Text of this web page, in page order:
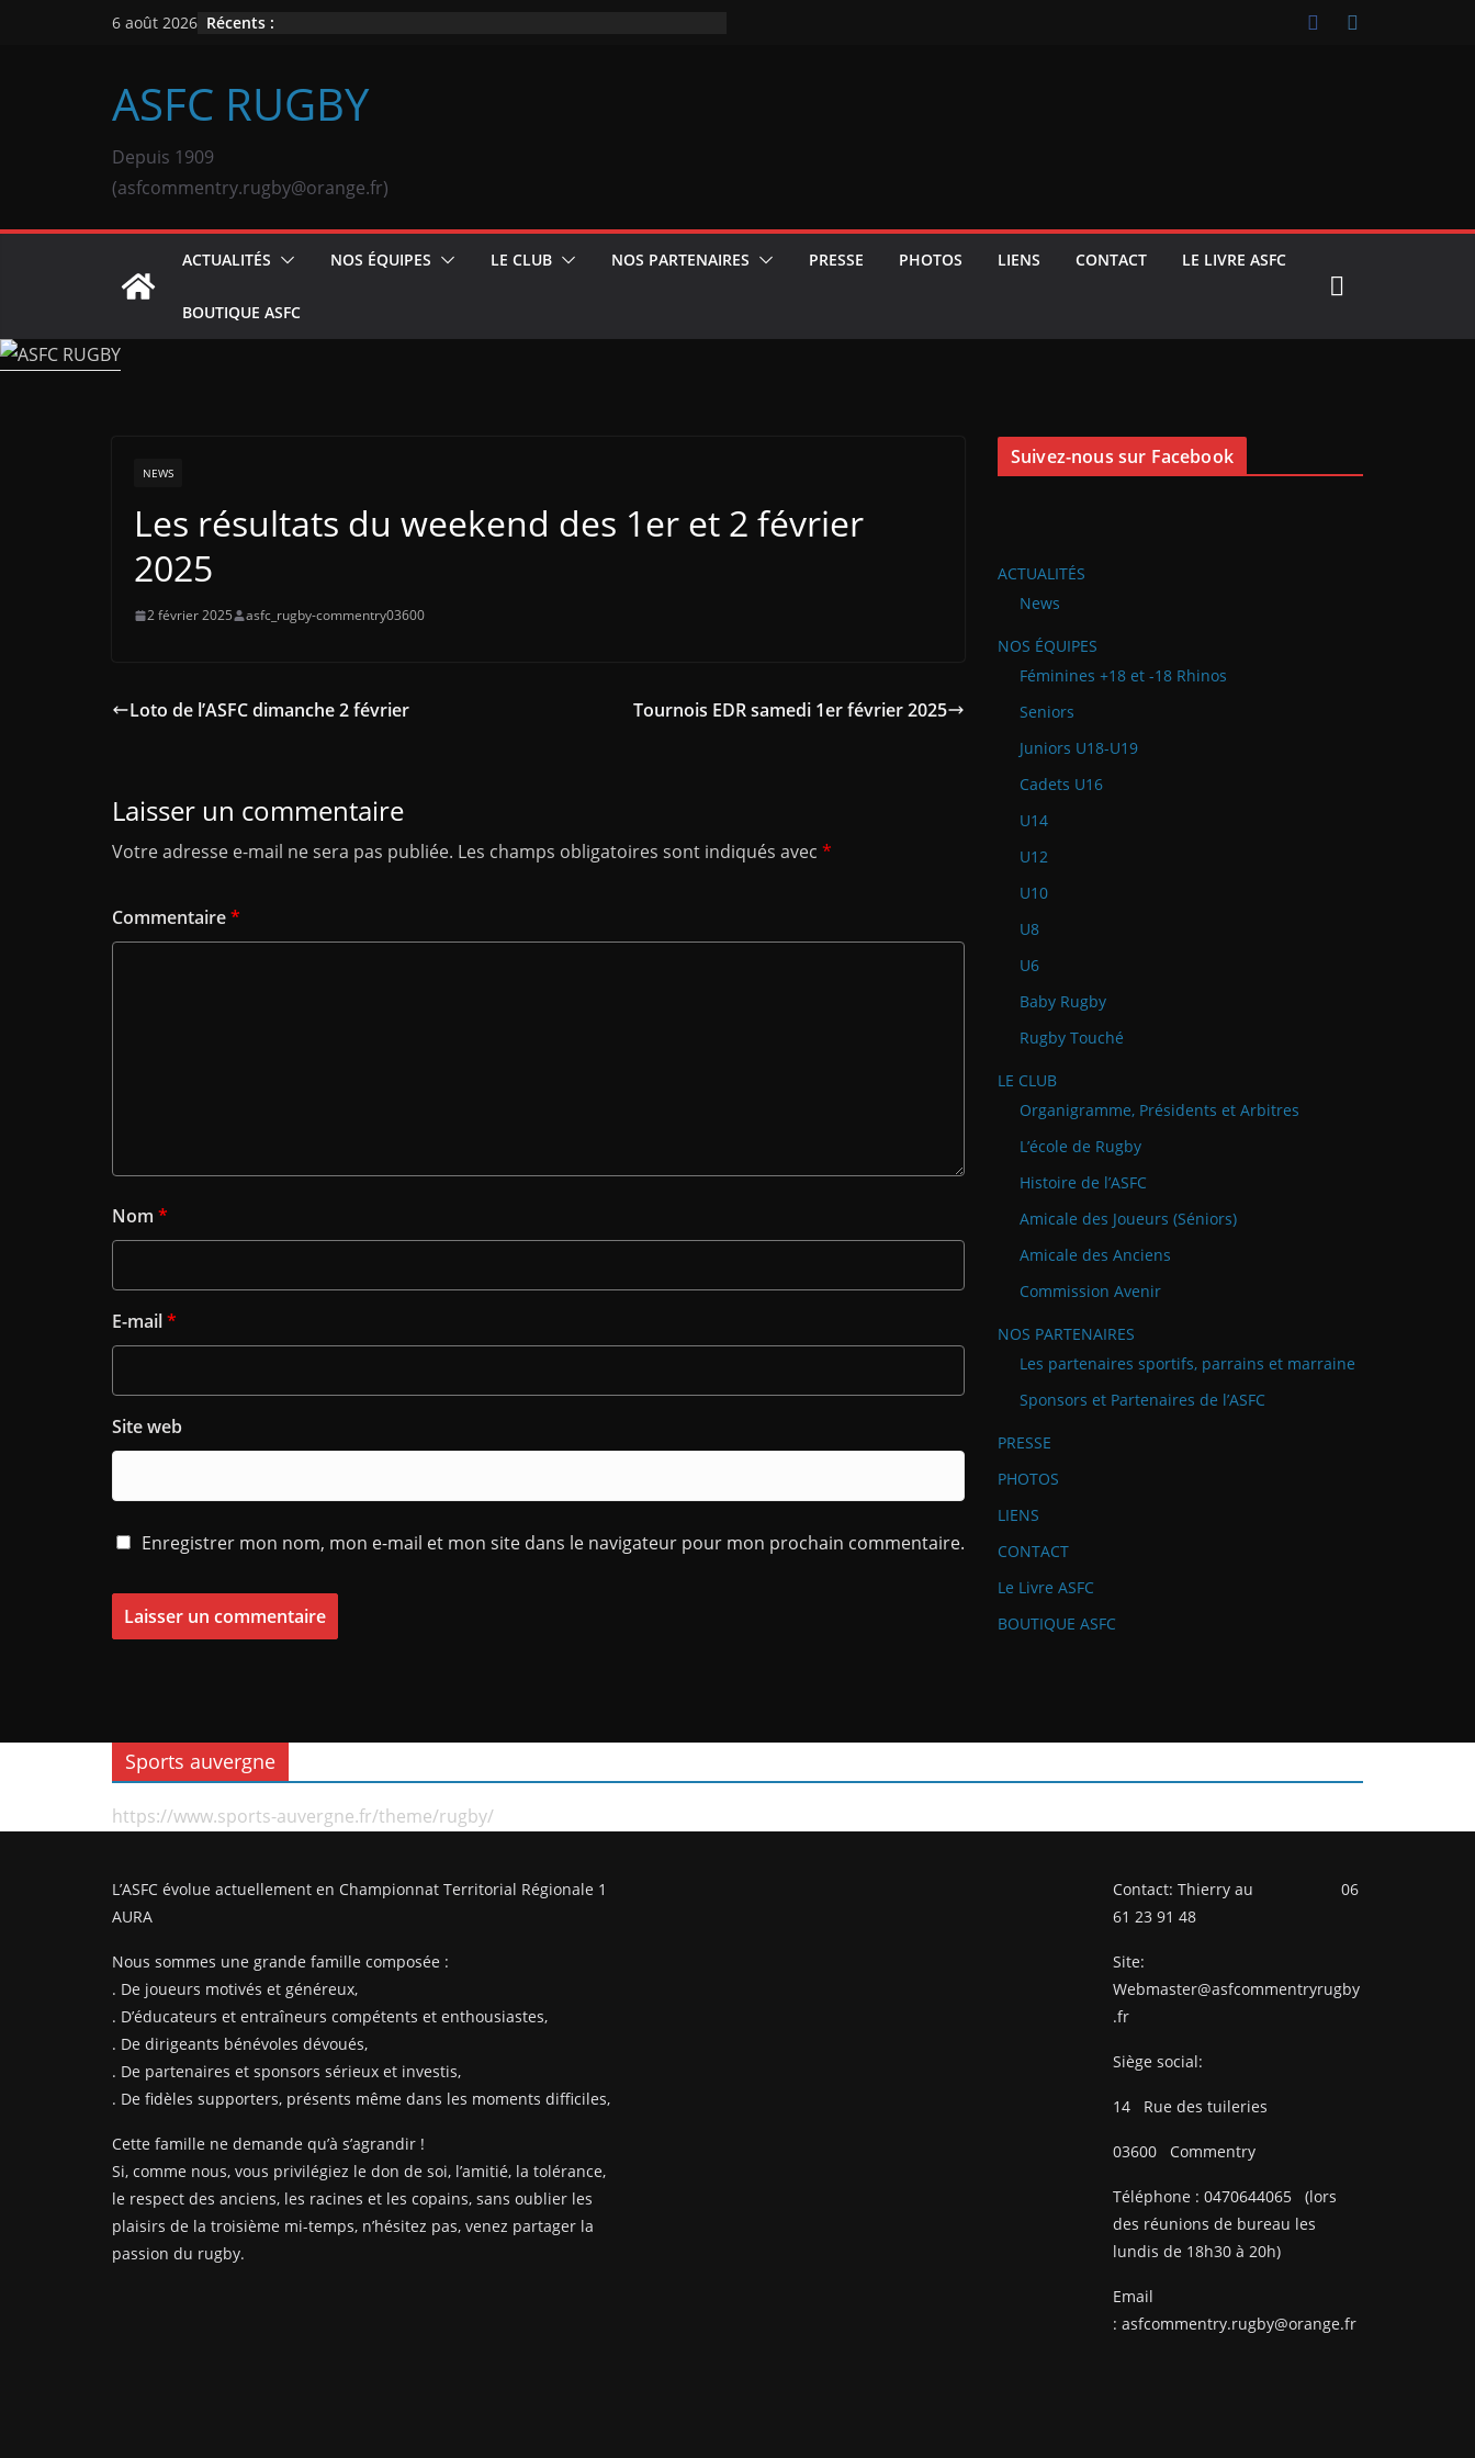
6 août 2026 Récents :
ASFC RUGBY
Depuis 1909
(asfcommentry.rugby@orange.fr)
ACTUALITÉS NOS ÉQUIPES LE CLUB NOS PARTENAIRES PRESSE PHOTOS LIENS CONTACT LE LIVRE ASFC
BOUTIQUE ASFC
NEWS
Les résultats du weekend des 1er et 2 février
2025
2 février 2025 asfc_rugby-commentry03600
Loto de l’ASFC dimanche 2 février Tournois EDR samedi 1er février 2025
Laisser un commentaire
Votre adresse e-mail ne sera pas publiée. Les champs obligatoires sont indiqués avec *
Commentaire*
Nom *
E-mail*
Site web
Enregistrer mon nom, mon e-mail et mon site dans le navigateur pour mon prochain commentaire.
Suivez-nous sur Facebook
ACTUALITÉS
News
NOS ÉQUIPES
Féminines +18 et -18 Rhinos
Seniors
Juniors U18-U19
Cadets U16
U14
U12
U10
U8
U6
Baby Rugby
Rugby Touché
LE CLUB
Organigramme, Présidents et Arbitres
L’école de Rugby
Histoire de l’ASFC
Amicale des Joueurs (Séniors)
Amicale des Anciens
Commission Avenir
NOS PARTENAIRES
Les partenaires sportifs, parrains et marraine
Sponsors et Partenaires de l’ASFC
PRESSE
PHOTOS
LIENS
CONTACT
Le Livre ASFC
BOUTIQUE ASFC
Sports auvergne
https://www.sports-auvergne.fr/theme/rugby/
L’ASFC évolue actuellement en Championnat Territorial Régionale 1
AURA
Nous sommes une grande famille composée :
. De joueurs motivés et généreux,
. D’éducateurs et entraîneurs compétents et enthousiastes,
. De dirigeants bénévoles dévoués,
. De partenaires et sponsors sérieux et investis,
. De fidèles supporters, présents même dans les moments difficiles,
Cette famille ne demande qu’à s’agrandir !
Si, comme nous, vous privilégiez le don de soi, l’amitié, la tolérance,
le respect des anciens, les racines et les copains, sans oublier les
plaisirs de la troisième mi-temps, n’hésitez pas, venez partager la
passion du rugby.
Contact: Thierry au 06
61 23 91 48
Site:
Webmaster@asfcommentryrugby
.fr
Siège social:
14 Rue des tuileries
03600 Commentry
Téléphone : 0470644065
(lors
des réunions de bureau les
lundis de 18h30 à 20h)
Email
: asfcommentry.rugby@orange.fr